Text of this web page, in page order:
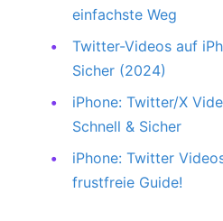
einfachste Weg
Twitter-Videos auf
Sicher (2024)
iPhone: Twitter/X
Schnell & Sicher
iPhone: Twitter
frustfreie Guide!